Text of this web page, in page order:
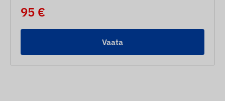
95 €
Vaata